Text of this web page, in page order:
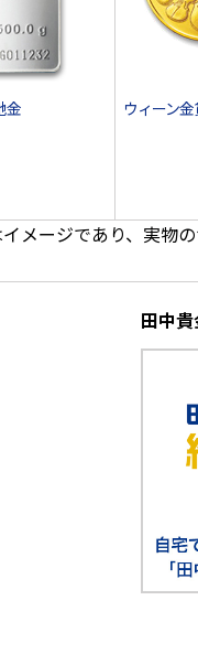
金 ウィーン
メージであり、実物の
田中